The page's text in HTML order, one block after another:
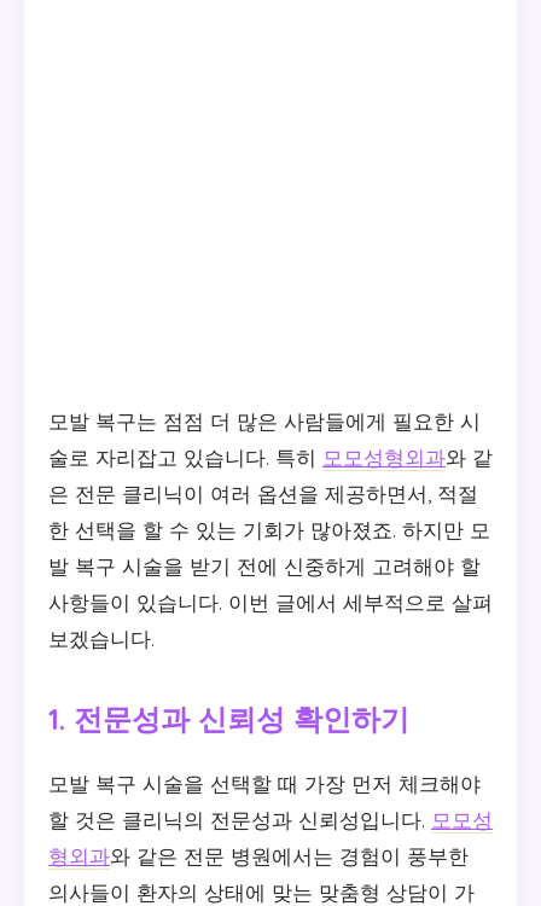
모발 복구는 점점 더 많은 사람들에게 필요한 시
술로 자리잡고 있습니다. 특히 모모성형외과와 같
은 전문 클리닉이 여러 옵션을 제공하면서, 적절
한 선택을 할 수 있는 기회가 많아졌죠. 하지만 모
발 복구 시술을 받기 전에 신중하게 고려해야 할
사항들이 있습니다. 이번 글에서 세부적으로 살펴
보겠습니다.
1. 전문성과 신뢰성 확인하기
모발 복구 시술을 선택할 때 가장 먼저 체크해야
할 것은 클리닉의 전문성과 신뢰성입니다. 모모성
형외과와 같은 전문 병원에서는 경험이 풍부한
의사들이 환자의 상태에 맞는 맞춤형 상담이 가